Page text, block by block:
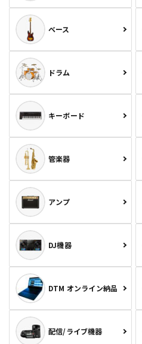
ベース
ドラム
キーボード
管楽器
アンプ
DJ機器
DTM オンライン納品
配信/ライブ機器